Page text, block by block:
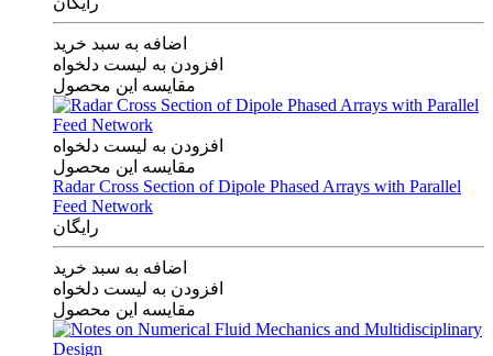
اضافه به سبد خرید
افزودن به لیست دلخواه
مقایسه این محصول
افزودن به لیست دلخواه
مقایسه این محصول
Radar Cross Section of Dipole Phased Arrays with Parallel
Feed Network
رایگان
اضافه به سبد خرید
افزودن به لیست دلخواه
مقایسه این محصول